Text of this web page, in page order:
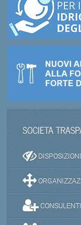
SOCIETA